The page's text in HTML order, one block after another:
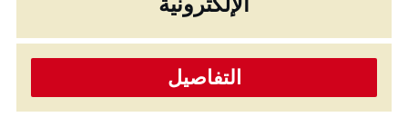
التفاصيل